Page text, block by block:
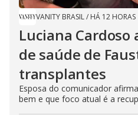
VANITY BRASIL/ HÁ 12 HORAS
Luciana
de saúde de
transplantes
Esposa do comunicador
bem e que foco atual é a